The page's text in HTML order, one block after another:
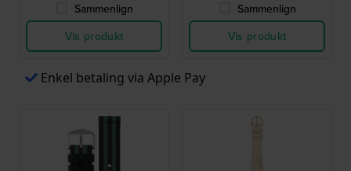
Sammenlign
Vis produkt
Sammenlign
Vis produkt
Enkel betaling via Apple Pay